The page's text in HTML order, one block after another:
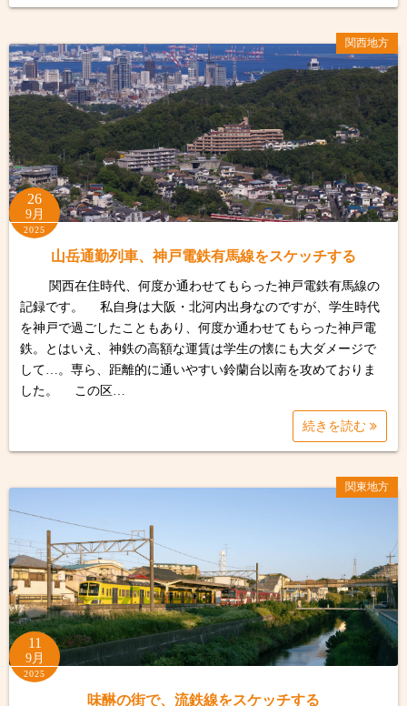
関西地方
26
9月
2025
山岳通勤列車、神戸電鉄有馬線をスケッチする
関西在住時代、何度か通わせてもらった神戸電鉄有馬線の
記録です。 私自身は大阪・北河内出身なのですが、学生時代
を神戸で過ごしたこともあり、何度か通わせてもらった神戸電
鉄。とはいえ、神鉄の高額な運賃は学生の懐にも大ダメージで
して…。専ら、距離的に通いやすい鈴蘭台以南を攻めておりま
した。 この区…
続きを読む
関東地方
11
9月
2025
味醂の街で、流鉄線をスケッチする